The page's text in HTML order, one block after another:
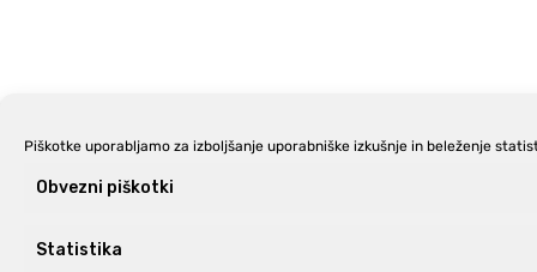
Piškotke uporabljamo za izboljšanje uporabniške izkušnje in beleženje
Obvezni piškotki
Statistika